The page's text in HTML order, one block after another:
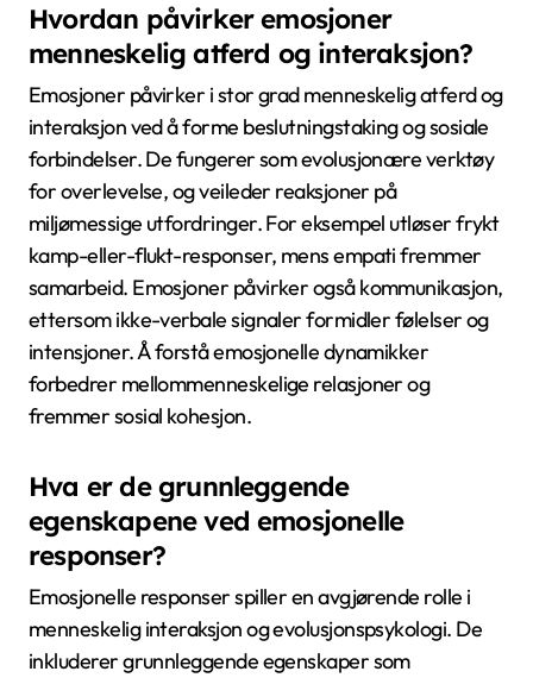
Hvordan påvirker emosjoner
menneskelig atferd og interaksjon?
Emosjoner påvirker i stor grad menneskelig atferd og
interaksjon ved å forme beslutningstaking og sosiale
forbindelser. De fungerer som evolusjonære verktøy
for overlevelse, og veileder reaksjoner på
miljømessige utfordringer. For eksempel utløser frykt
kamp-eller-flukt-responser, mens empati fremmer
samarbeid. Emosjoner påvirker også kommunikasjon,
ettersom ikke-verbale signaler formidler følelser og
intensjoner. Å forstå emosjonelle dynamikker
forbedrer mellommenneskelige relasjoner og
fremmer sosial kohesjon.
Hva er de grunnleggende
egenskapene ved emosjonelle
responser?
Emosjonelle responser spiller en avgjørende rolle i
menneskelig interaksjon og evolusjonspsykologi. De
inkluderer grunnleggende egenskaper som